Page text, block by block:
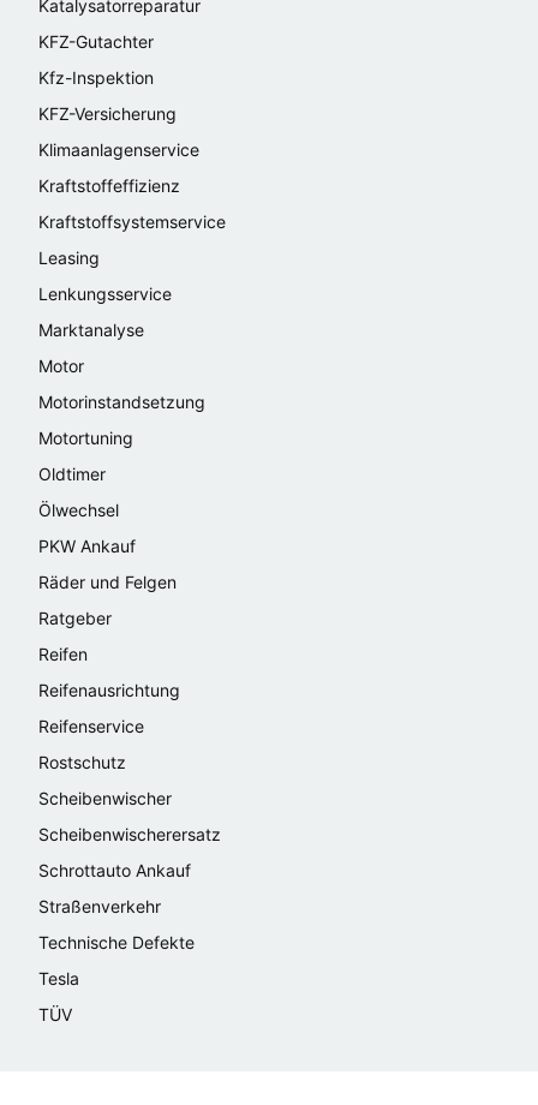
Katalysatorreparatur
KFZ-Gutachter
Kfz-Inspektion
KFZ-Versicherung
Klimaanlagenservice
Kraftstoffeffizienz
Kraftstoffsystemservice
Leasing
Lenkungsservice
Marktanalyse
Motor
Motorinstandsetzung
Motortuning
Oldtimer
Ölwechsel
PKW Ankauf
Räder und Felgen
Ratgeber
Reifen
Reifenausrichtung
Reifenservice
Rostschutz
Scheibenwischer
Scheibenwischerersatz
Schrottauto Ankauf
Straßenverkehr
Technische Defekte
Tesla
TÜV